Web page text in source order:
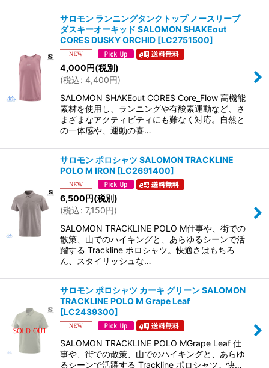
サロモン ランニングタンクトップ ノースリーブ
ダスキーオーキッド SALOMON SHAKEout
CORES DUSKY ORCHID [LC2751500]
4,000円(税別)
(税込: 4,400円)
SALOMON SHAKEout CORES Core_Flow 高機能
素材を使用し、ランニングや有酸素運動など、さ
まざまなアクティビティにも難なく対応。自然と
の一体感や、運動の喜…
サロモン ポロシャツ SALOMON TRACKLINE
POLO M IRON [LC2691400]
6,500円(税別)
(税込: 7,150円)
SALOMON TRACKLINE POLO M仕事や、街での
散策、山でのハイキングと、あらゆるシーンで活
躍する Trackline ポロシャツ。快適さはもちろ
ん、スタイリッシュな…
サロモン ポロシャツ カーキ グリーン SALOMON
TRACKLINE POLO M Grape Leaf
[LC2439300]
SALOMON TRACKLINE POLO MGrape Leaf 仕
事や、街での散策、山でのハイキングと、あらゆ
るシーンで活躍する Trackline ポロシャツ。快…